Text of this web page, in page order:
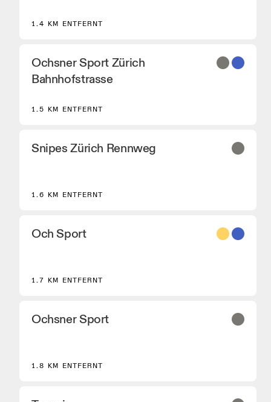
1.4 KM ENTFERNT
Ochsner Sport Zürich
Bahnhofstrasse
1.5 KM ENTFERNT
Snipes Zürich Rennweg
1.6 KM ENTFERNT
Och Sport
1.7 KM ENTFERNT
Ochsner Sport
1.8 KM ENTFERNT